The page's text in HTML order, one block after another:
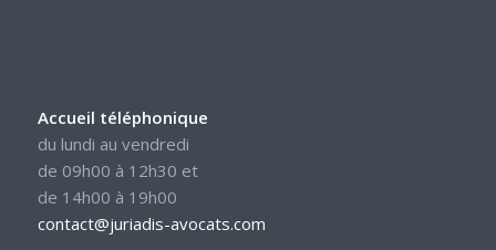
Accueil téléphonique
du lundi au vendredi
de 09h00 à 12h30 et
de 14h00 à 19h00
contact@juriadis-avocats.com